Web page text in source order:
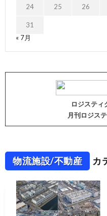
24 25 26
31
« 7月
ロジスティ
月刊ロジス
物流施設/不動産 カ